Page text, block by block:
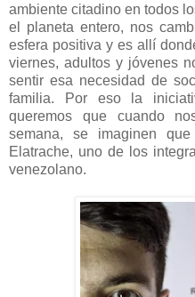
ambiente citadino en todos
el planeta entero, nos
esfera positiva y es allí
viernes, adultos y jóvenes
sentir esa necesidad de
familia. Por eso la
queremos que cuando
semana, se imaginen
Elatrache, uno de los
venezolano.